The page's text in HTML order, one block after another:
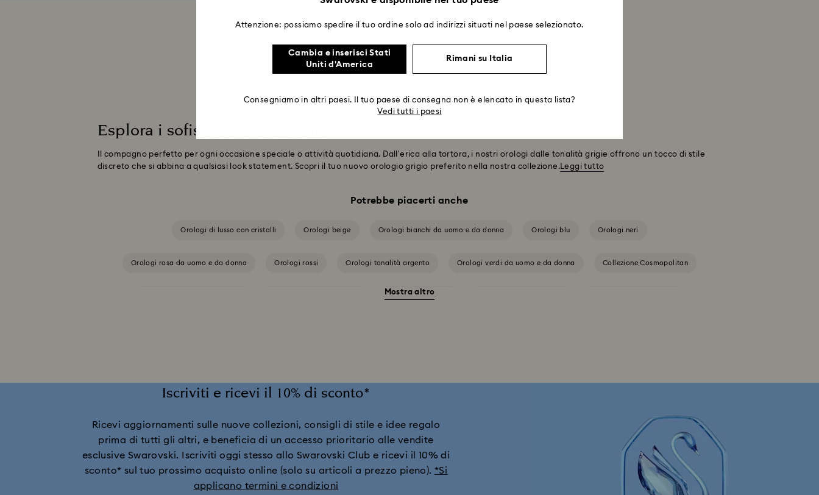
Esplora i sofisticati orologi grigi
Il compagno perfetto per ogni occasione speciale o attività quotidiana. Dall'erica alla tortora, i nostri orologi dalle tonalità grigie offrono un tocco di stile
discreto che si abbina a qualsiasi look statement. Scopri il tuo nuovo orologio grigio preferito nella nostra collezione.Leggi tutto
Potrebbe piacerti anche
Orologi di lusso con cristalli Orologi beige Orologi bianchi da uomo e da donna Orologi blu Orologi neri
Orologi rosa da uomo e da donna Orologi rossi Orologi tonalità argento Orologi verdi da uomo e da donna Collezione Cosmopolitan
Collezione Illumina
Collezione orologi Crystalline Bangle Collezione orologi Dextera Octagon
Collezione orologi Matrix Tennis Collezione orologi Matrix Tennis Chrono Collezione orologi bangle Sublima Collezione orologi in cristallo Imber
Orologi con cinturino in pelle Orologi con placcatura color oro Orologi in acciaio inossidabile Orologi placcati oro champagne
Cinturino con cristalli
Mostra altro
Iscriviti e ricevi il 10% di sconto*
Ricevi aggiornamenti sulle nuove collezioni, consigli di stile e idee regalo
prima di tutti gli altri, e beneficia di un accesso prioritario alle vendite
esclusive Swarovski. Iscriviti oggi stesso allo Swarovski Club e ricevi il 10% di
sconto* sul tuo prossimo acquisto online (solo su articoli a prezzo pieno). *Si
applicano termini e condizioni
Attenzione: possiamo spedire il tuo ordine solo ad indirizzi situati nel paese selezionato.
Cambia e inserisci Stati
Uniti d'America
Rimani su Italia
Consegniamo in altri paesi. Il tuo paese di consegna non è elencato in questa lista?
Vedi tutti i paesi